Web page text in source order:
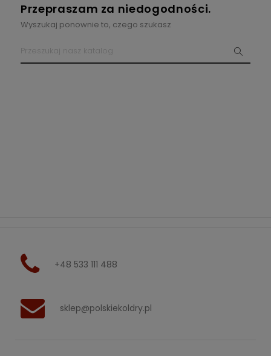
Przepraszam za niedogodności.
Wyszukaj ponownie to, czego szukasz
+48 533 111 488
sklep@polskiekoldry.pl